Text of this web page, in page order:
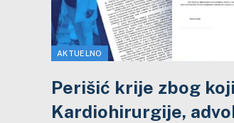
AKTUELNO
Perišić krije zbog
Kardiohirurgije,